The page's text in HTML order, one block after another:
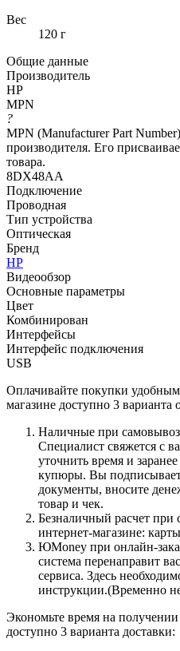
Вес
120 г
Общие данные
Производитель
HP
MPN
?
MPN (Manufacturer Part
производителя. Его
товара.
8DX48AA
Подключение
Проводная
Тип устройства
Оптическая
Бренд
HP
Видеообзор
Основные параметры
Цвет
Комбинирован
Интерфейсы
Интерфейс подключения
USB
Оплачивайте покупки
магазине доступно 3 варианта
Наличные при
Специалист свяжется с
уточнить время и
купюры. Вы
документы, вносите
товар и чек.
Безналичный расчет
интернет-магазине:
ЮMoney при онлайн-
система перенаправит
сервиса. Здесь
инструкции.(Временно
Экономьте время на
доступно 3 варианта доставки: